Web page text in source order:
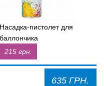
Насадка-пистолет для
баллончика
215 грн.
635 ГРН.